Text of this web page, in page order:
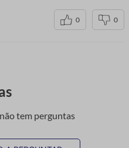
0 0
tem perguntas